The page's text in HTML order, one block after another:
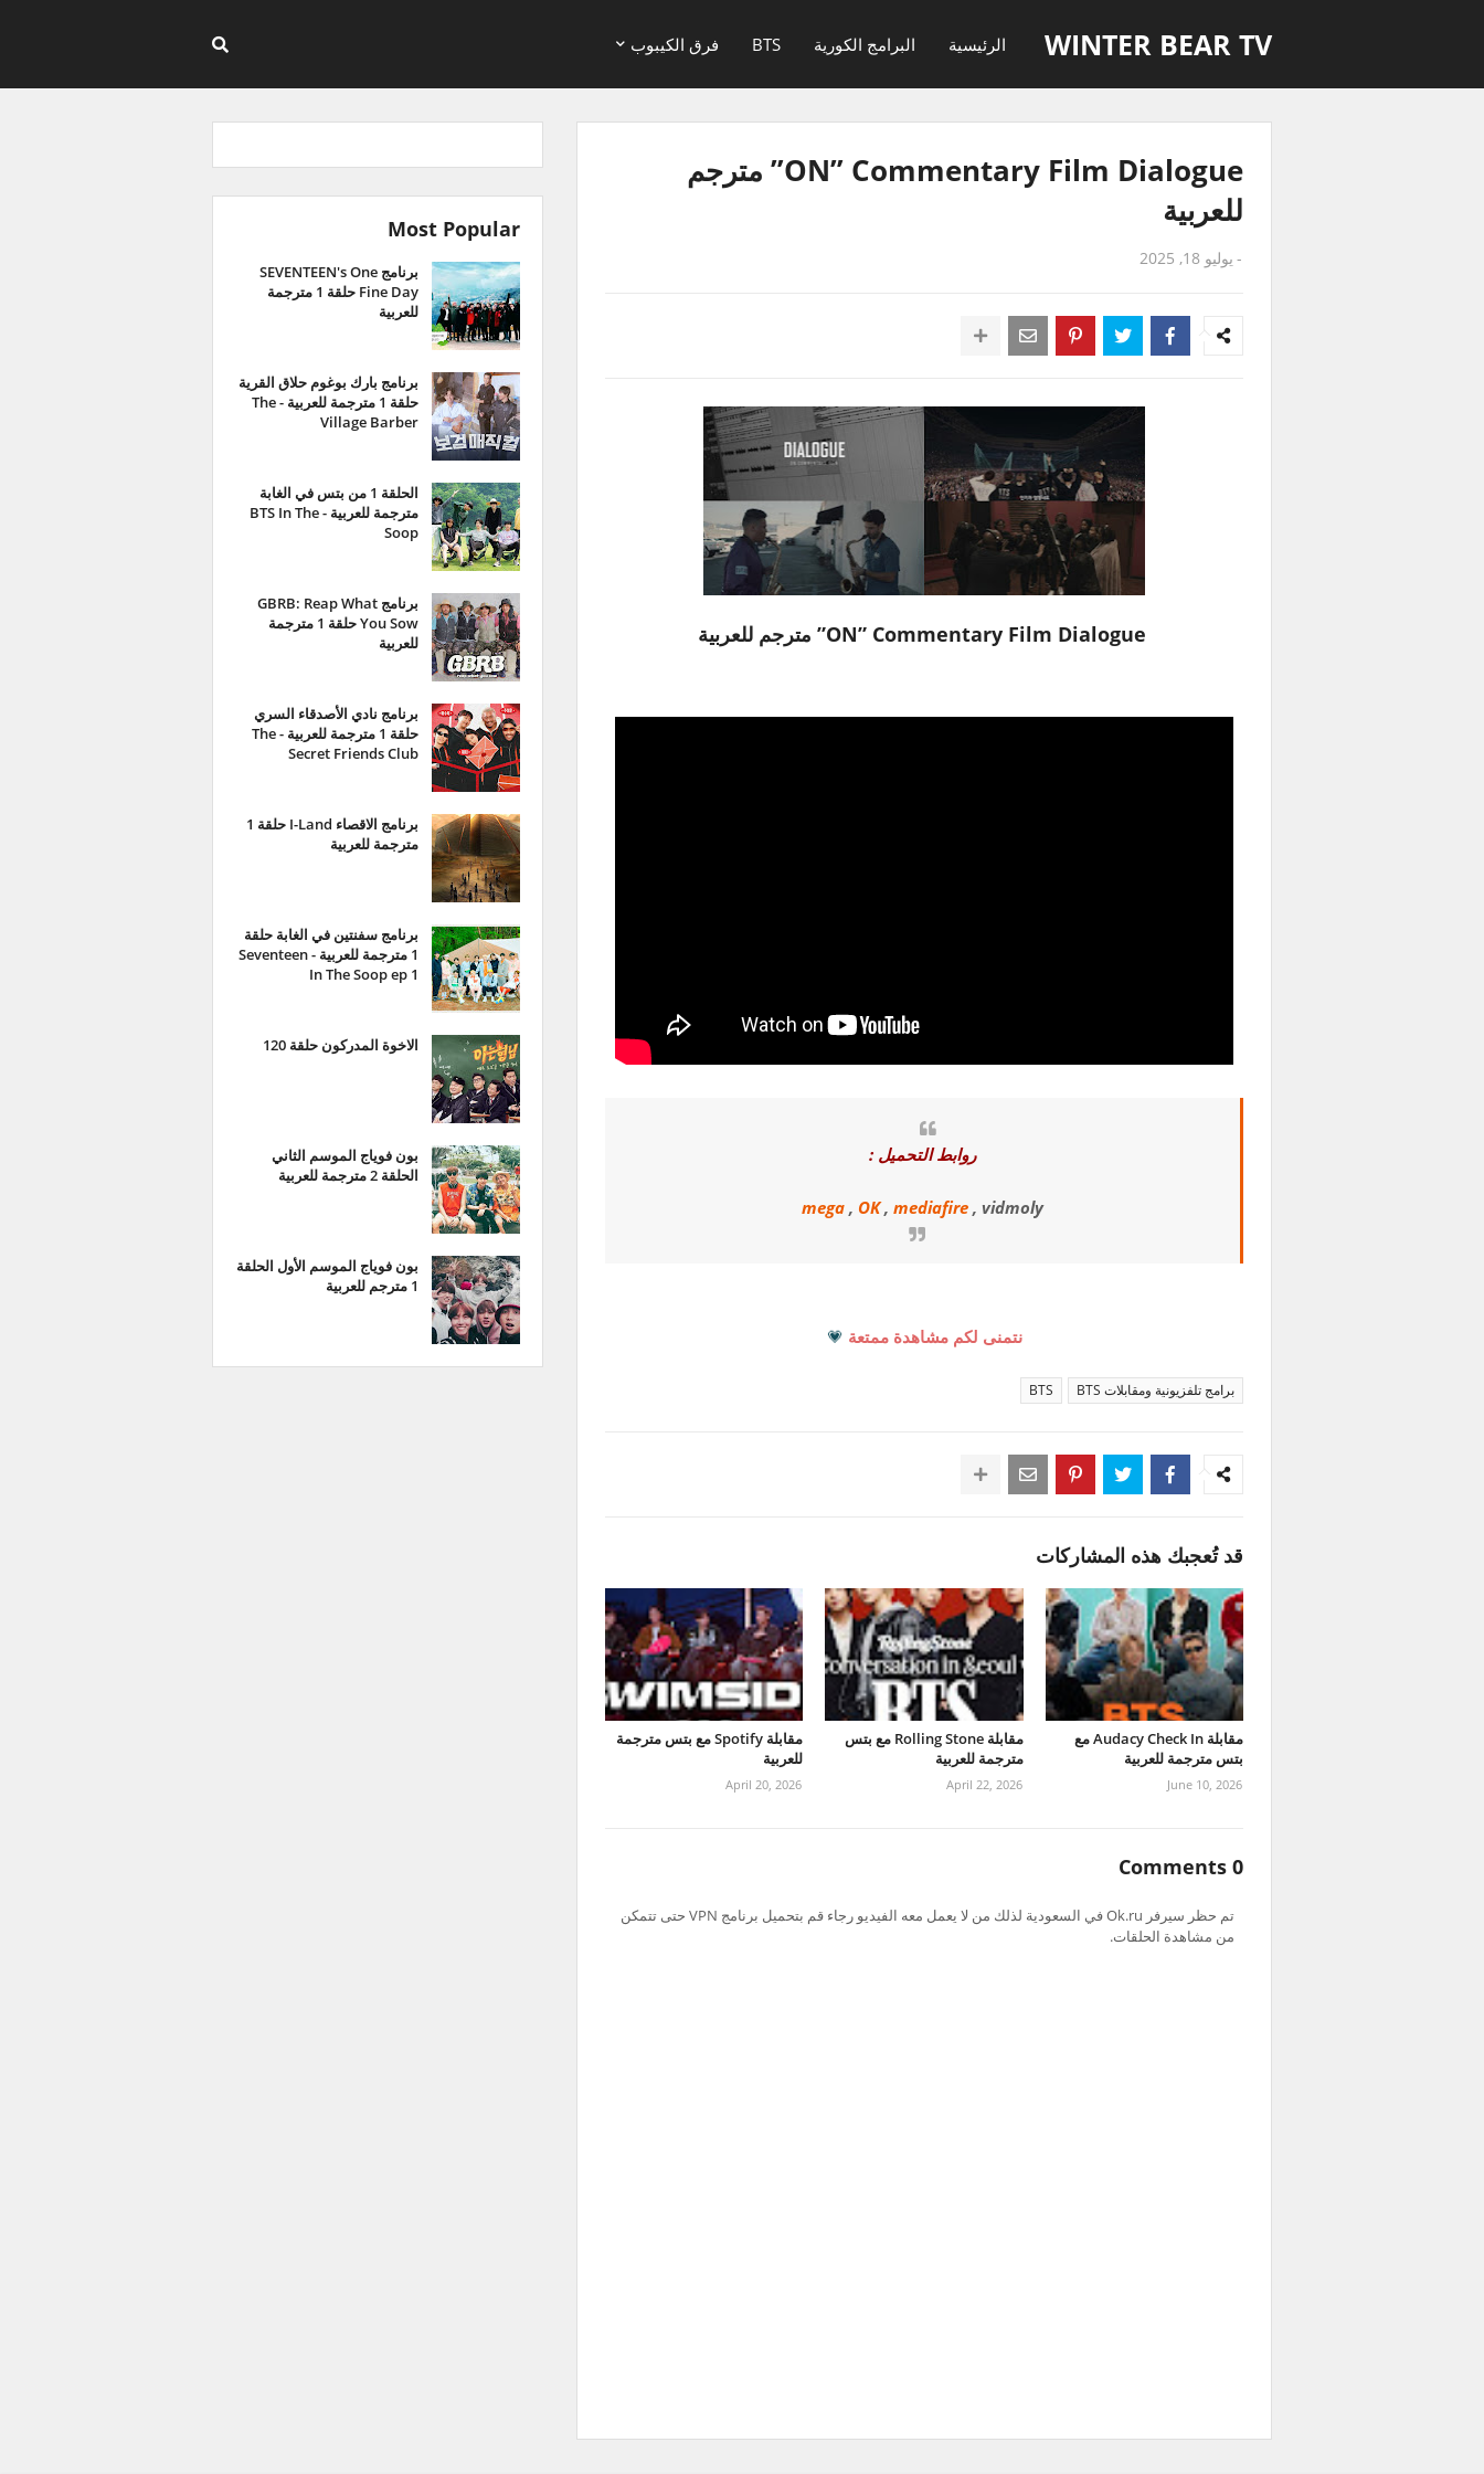
WINTER BEAR TV الرئيسية البرامج الكورية BTS فرق الكيبوب
ON” Commentary Film Dialogue” مترجم
للعربية
- يوليو 18, 2025
روابط التحميل :
mega , OK, mediafire , vidmoly
نتمنى لكم مشاهدة ممتعة 💗
برامج تلفزيونية ومقابلات BTS BTS
قد تُعجبك هذه المشاركات
مقابلة Audacy Check In مع
بتس مترجمة للعربية
June 10, 2026
مقابلة Rolling Stone مع بتس
مترجمة للعربية
April 22, 2026
مقابلة Spotify مع بتس مترجمة
للعربية
April 20, 2026
0 Comments
تم حظر سيرفر Ok.ru في السعودية لذلك من لا يعمل معه الفيديو رجاء قم بتحميل برنامج VPN حتى تتمكن
من مشاهدة الحلقات.
Most Popular
برنامج SEVENTEEN's One
Fine Day حلقة 1 مترجمة
للعربية
برنامج بارك بوغوم حلاق القرية
حلقة 1 مترجمة للعربية - The
Village Barber
الحلقة 1 من بتس في الغابة
مترجمة للعربية - BTS In The
Soop
برنامج GBRB: Reap What
You Sow حلقة 1 مترجمة
للعربية
برنامج نادي الأصدقاء السري
حلقة 1 مترجمة للعربية - The
Secret Friends Club
برنامج الاقصاء I-Land حلقة 1
مترجمة للعربية
برنامج سفنتين في الغابة حلقة
1 مترجمة للعربية - Seventeen
In The Soop ep 1
الاخوة المدركون حلقة 120
بون فوياج الموسم الثاني
الحلقة 2 مترجمة للعربية
بون فوياج الموسم الأول الحلقة
1 مترجم للعربية